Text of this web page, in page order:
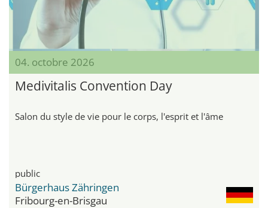
04. octobre 2026
Medivitalis Convention Day
Salon du style de vie pour le corps, l'esprit et l'âme
public
Bürgerhaus Zähringen
Fribourg-en-Brisgau